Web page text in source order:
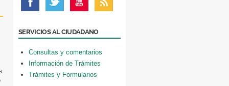
SERVICIOS AL CIUDADANO
Consultas y comentarios
Información de Trámites
Trámites y Formularios